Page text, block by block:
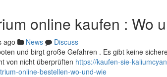
online kaufen : Wo
ago News
Discuss
und birgt große Gefahren . Es gibt keine
von nicht überprüften https://kaufen-sie-
online-bestellen-wo-und-wie